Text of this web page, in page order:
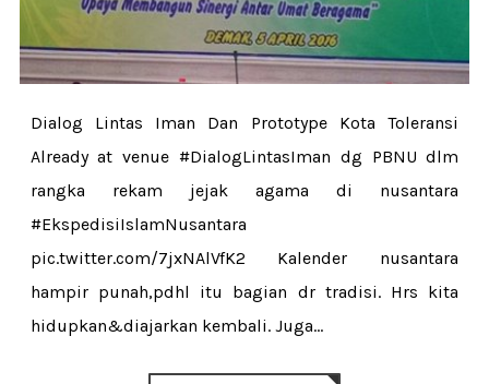
Dialog Lintas Iman Dan Prototype Kota Toleransi
Already at venue #DialogLintasIman dg PBNU dlm
rangka rekam jejak agama di nusantara
#EkspedisiIslamNusantara
pic.twitter.com/7jxNAlVfK2 Kalender nusantara
hampir punah,pdhl itu bagian dr tradisi. Hrs kita
hidupkan&diajarkan kembali. Juga...